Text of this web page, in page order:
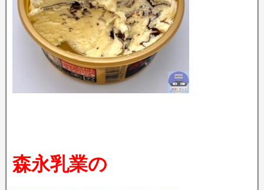
森永乳業の